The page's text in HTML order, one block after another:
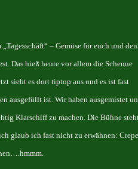
– Gemüse für euch und den
Das hieß heute vor allem die Scheune
sieht es dort tiptop aus und es ist fast
ausgefüllt ist. Wir haben ausgemistet
Klarschiff zu machen. Die Bühne
glaub ich fast nicht zu erwähnen: Crepe,